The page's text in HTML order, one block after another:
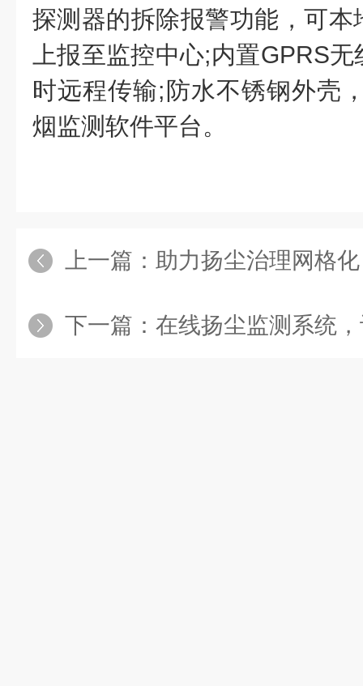
探测器的拆除报警功能，可
上报至监控中心;内置GPRS
时远程传输;防水不锈钢外壳
烟监测软件平台。
上一篇： 助力扬尘治理网格化，济
下一篇： 在线扬尘监测系统，